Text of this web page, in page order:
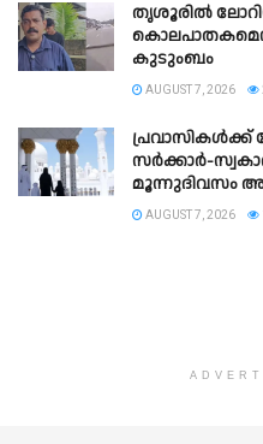
തൃശൂരിൽ
കുടുംബം
AUGUST 7, 2026
സർക്കാർ-
മൂന്നുദിവസം
AUGUST 7, 2026